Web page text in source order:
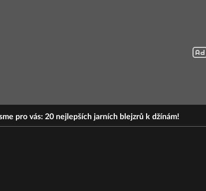
pro vás: 20 nejlepších jarních blejzrů k džínám!